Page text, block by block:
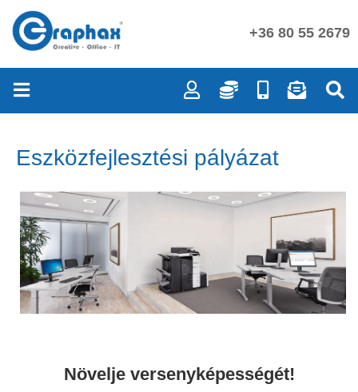
+36 80 55 2679
Eszközfejlesztési pályázat
Növelje versenyképességét!